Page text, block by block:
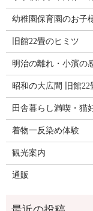
幼稚園保育園のお子
旧館22畳のヒミツ
明治の離れ・小濱の
昭和の大広間 旧館
田舎暮らし満喫・猫
着物一反染め体験
観光案内
通販